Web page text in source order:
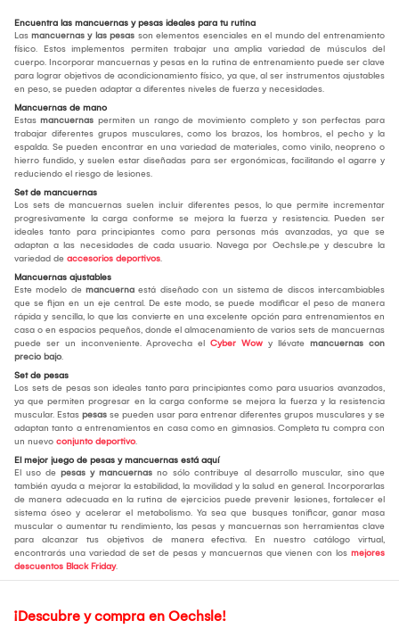
Encuentra las mancuernas y pesas ideales para tu rutina
Las mancuernas y las pesas son elementos esenciales en el mundo del entrenamiento
físico. Estos implementos permiten trabajar una amplia variedad de músculos del
cuerpo. Incorporar mancuernas y pesas en la rutina de entrenamiento puede ser clave
para lograr objetivos de acondicionamiento físico, ya que, al ser instrumentos ajustables
en peso, se pueden adaptar a diferentes niveles de fuerza y necesidades.
Mancuernas de mano
Estas mancuernas permiten un rango de movimiento completo y son perfectas para
trabajar diferentes grupos musculares, como los brazos, los hombros, el pecho y la
espalda. Se pueden encontrar en una variedad de materiales, como vinilo, neopreno o
hierro fundido, y suelen estar diseñadas para ser ergonómicas, facilitando el agarre y
reduciendo el riesgo de lesiones.
Set de mancuernas
Los sets de mancuernas suelen incluir diferentes pesos, lo que permite incrementar
progresivamente la carga conforme se mejora la fuerza y resistencia. Pueden ser
ideales tanto para principiantes como para personas más avanzadas, ya que se
adaptan a las necesidades de cada usuario. Navega por Oechsle.pe y descubre la
variedad de accesorios deportivos.
Mancuernas ajustables
Este modelo de mancuerna está diseñado con un sistema de discos intercambiables
que se fijan en un eje central. De este modo, se puede modificar el peso de manera
rápida y sencilla, lo que las convierte en una excelente opción para entrenamientos en
casa o en espacios pequeños, donde el almacenamiento de varios sets de mancuernas
puede ser un inconveniente. Aprovecha el Cyber Wow y llévate mancuernas con
precio bajo.
Set de pesas
Los sets de pesas son ideales tanto para principiantes como para usuarios avanzados,
ya que permiten progresar en la carga conforme se mejora la fuerza y la resistencia
muscular. Estas pesas se pueden usar para entrenar diferentes grupos musculares y se
adaptan tanto a entrenamientos en casa como en gimnasios. Completa tu compra con
un nuevo conjunto deportivo.
El mejor juego de pesas y mancuernas está aquí
El uso de pesas y mancuernas no sólo contribuye al desarrollo muscular, sino que
también ayuda a mejorar la estabilidad, la movilidad y la salud en general. Incorporarlas
de manera adecuada en la rutina de ejercicios puede prevenir lesiones, fortalecer el
sistema óseo y acelerar el metabolismo. Ya sea que busques tonificar, ganar masa
muscular o aumentar tu rendimiento, las pesas y mancuernas son herramientas clave
para alcanzar tus objetivos de manera efectiva. En nuestro catálogo virtual,
encontrarás una variedad de set de pesas y mancuernas que vienen con los mejores
descuentos Black Friday.
¡Descubre y compra en Oechsle!